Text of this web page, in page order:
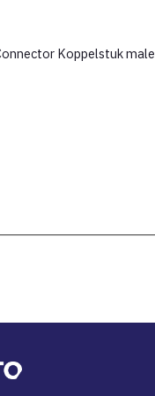
Koppelstuk male